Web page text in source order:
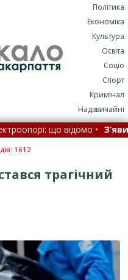
Політика
Економіка
Культура
Освіта
Соціо
Спорт
Кримінал
Надзвичайні
що відомо •
С-400, є прильоти: як ППО
1612
трагічний